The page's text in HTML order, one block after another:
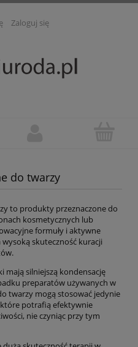
Zaloguj się
do twarzy
to produkty przeznaczone do
kosmetycznych lub
formuły i aktywne
skuteczność kuracji
mają silniejszą kondensację
preparatów używanych w
twarzy mogą stosować jedynie
potrafią efektywnie
nie czyniąc przy tym